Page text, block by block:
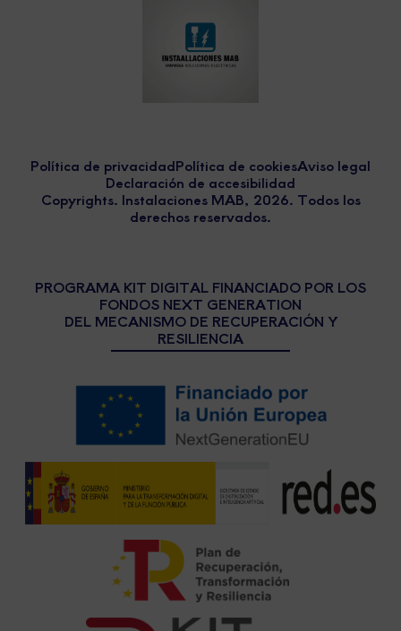
Copyrights. Instalaciones MAB, 2026. Todos los
derechos reservados.
Política de privacidadPolítica de cookiesAviso legal
Declaración de accesibilidad
PROGRAMA KIT DIGITAL FINANCIADO POR LOS
FONDOS NEXT GENERATION
DEL MECANISMO DE RECUPERACIÓN Y
RESILIENCIA